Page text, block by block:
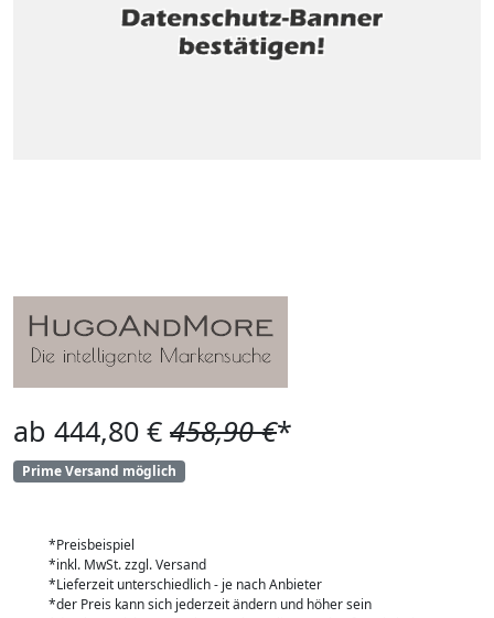
ab 444,80 € 458,90 €*
Prime Versand möglich
*Preisbeispiel
*inkl. MwSt. zzgl. Versand
*Lieferzeit unterschiedlich - je nach Anbieter
*der Preis kann sich jederzeit ändern und höher sein